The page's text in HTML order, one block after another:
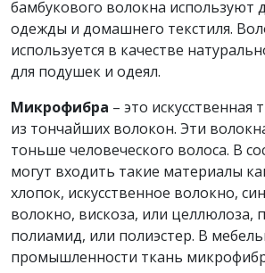
бамбукового волокна используют
одежды и домашнего текстиля.
используется в качестве
для подушек и одеял.
Микрофибра – это искусственная
из тончайших волокон. Эти
тоньше человеческого волоса. В
могут входить такие материалы
хлопок, искусственное волокно,
волокно, вискоза, или целлюлоза,
полиамид, или полиэстер. В
промышленности ткань